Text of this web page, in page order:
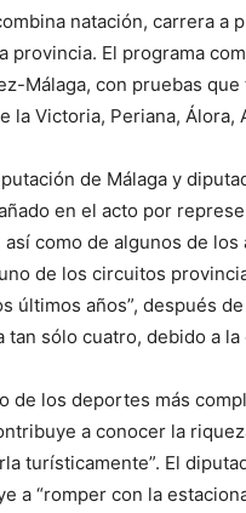
natación, carrera a
provincia. El programa
Málaga, con pruebas
la Victoria, Periana, Álora,
de Málaga y
en el acto por
como de algunos de
de los circuitos
últimos años”, después
sólo cuatro, debido a
de los deportes más
a conocer la
turísticamente”. El
a “romper con la